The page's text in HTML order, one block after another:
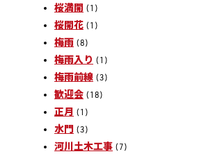
桜満開 (1)
桜開花 (1)
梅雨 (8)
梅雨入り (1)
梅雨前線 (3)
歓迎会 (18)
正月 (1)
水門 (3)
河川土木工事 (7)